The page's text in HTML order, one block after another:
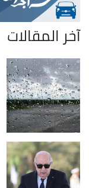
آخر المقالات